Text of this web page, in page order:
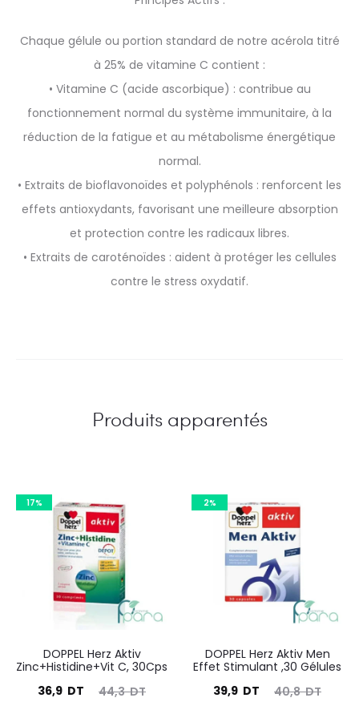
Chaque gélule ou portion standard de notre acérola titré
à 25% de vitamine C contient :
• Vitamine C (acide ascorbique) : contribue au
fonctionnement normal du système immunitaire, à la
réduction de la fatigue et au métabolisme énergétique
normal.
• Extraits de bioflavonoïdes et polyphénols : renforcent les
effets antioxydants, favorisant une meilleure absorption
et protection contre les radicaux libres.
• Extraits de caroténoïdes : aident à protéger les cellules
contre le stress oxydatif.
Produits apparentés
17%
DOPPEL Herz Aktiv
Zinc+Histidine+Vit C, 30Cps
44,3DT
Le
36,9 DT
2%
DOPPEL Herz Aktiv Men
Effet Stimulant ,30 Gélules
40,8DT
Le
39,9 DT